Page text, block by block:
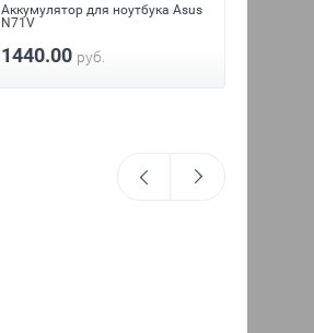
Аккумулятор для ноутбука Asus
N71V
1440.00 руб.